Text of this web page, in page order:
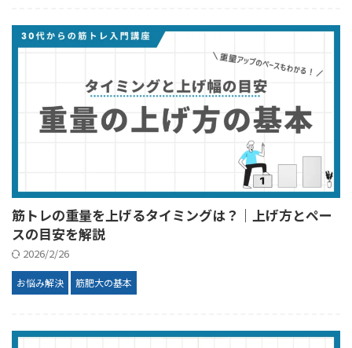
筋トレの重量を上げるタイミングは？｜上げ方とペー
スの目安を解説
2026/2/26
お悩み解決 筋肥大の基本